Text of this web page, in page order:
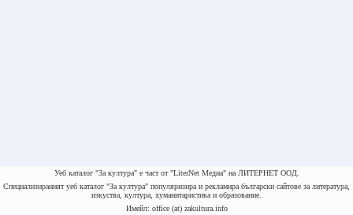
Уеб каталог "За култура" е част от "LiterNet Медиа" на ЛИТЕРНЕТ ООД.
Специализираният уеб каталог "За култура" популяризира и рекламира български сайтове за литература,
изкуства, култура, хуманитаристика и образование.
Имейл: office (at) zakultura.info